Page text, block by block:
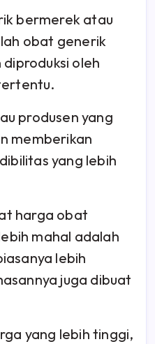
bermerek atau
obat generik
oleh
produsen yang
memberikan
yang lebih
harga obat
mahal adalah
lebih
juga dibuat
yang lebih tinggi,